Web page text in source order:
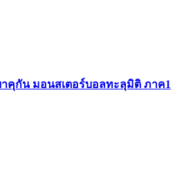
าคุกัน มอนสเตอร์บอลทะลุมิติ ภาค1